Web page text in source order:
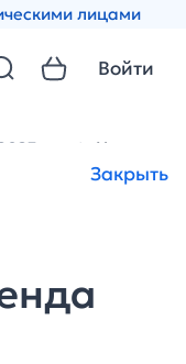
лицами
Закрыть
Войти
год New star